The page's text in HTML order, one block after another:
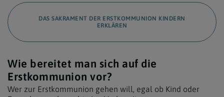
DAS SAKRAMENT DER ERSTKOMMUNION KINDERN
ERKLÄREN
Wie bereitet man sich auf die
Erstkommunion vor?
Wer zur Erstkommunion gehen will, egal ob Kind oder